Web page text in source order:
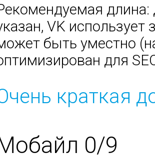
длина:
VK использует
быть уместно
для
краткая
0/9